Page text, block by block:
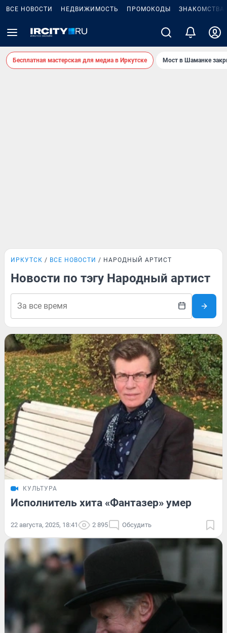
ВСЕ НОВОСТИ НЕДВИЖИМОСТЬ ПРОМОКОДЫ ЗНАКОМСТВА
Бесплатная мастерская для медиа в Иркутске Мост в Шаманке
ИРКУТСК ВСЕ НОВОСТИ НАРОДНЫЙ АРТИСТ
Новости по тэгу Народный артист
КУЛЬТУРА
Исполнитель хита «Фантазер» умер
22 августа, 2025, 18:41 2 895 Обсудить